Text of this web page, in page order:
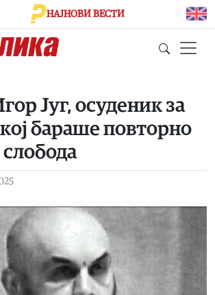
НАЈНОВИ ВЕСТИ
Југ, осуденик за
бараше повторно